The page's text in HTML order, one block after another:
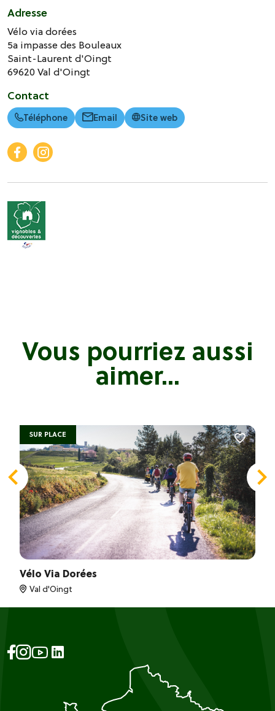
Adresse
Vélo via dorées
5a impasse des Bouleaux
Saint-Laurent d'Oingt
69620Val d'Oingt
Contact
Téléphone Email Site web
Vous pourriez aussi
aimer...
Vélo Via Dorées
Val d'Oingt
SUR PLACE